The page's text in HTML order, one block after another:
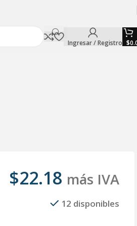
Ingresar / Registro $
$22.18 más IVA
12 disponibles